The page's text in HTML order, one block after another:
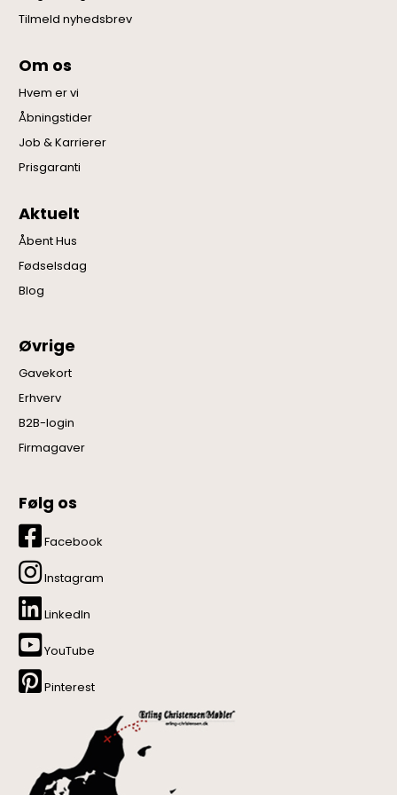
Tilmeld nyhedsbrev
Om os
Hvem er vi
Åbningstider
Job & Karrierer
Prisgaranti
Aktuelt
Åbent Hus
Fødselsdag
Blog
Øvrige
Gavekort
Erhverv
B2B-login
Firmagaver
Følg os
Facebook
Instagram
LinkedIn
YouTube
Pinterest